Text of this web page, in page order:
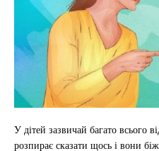
У дітей зазвичай багато всього
розпирає сказати щось і вони